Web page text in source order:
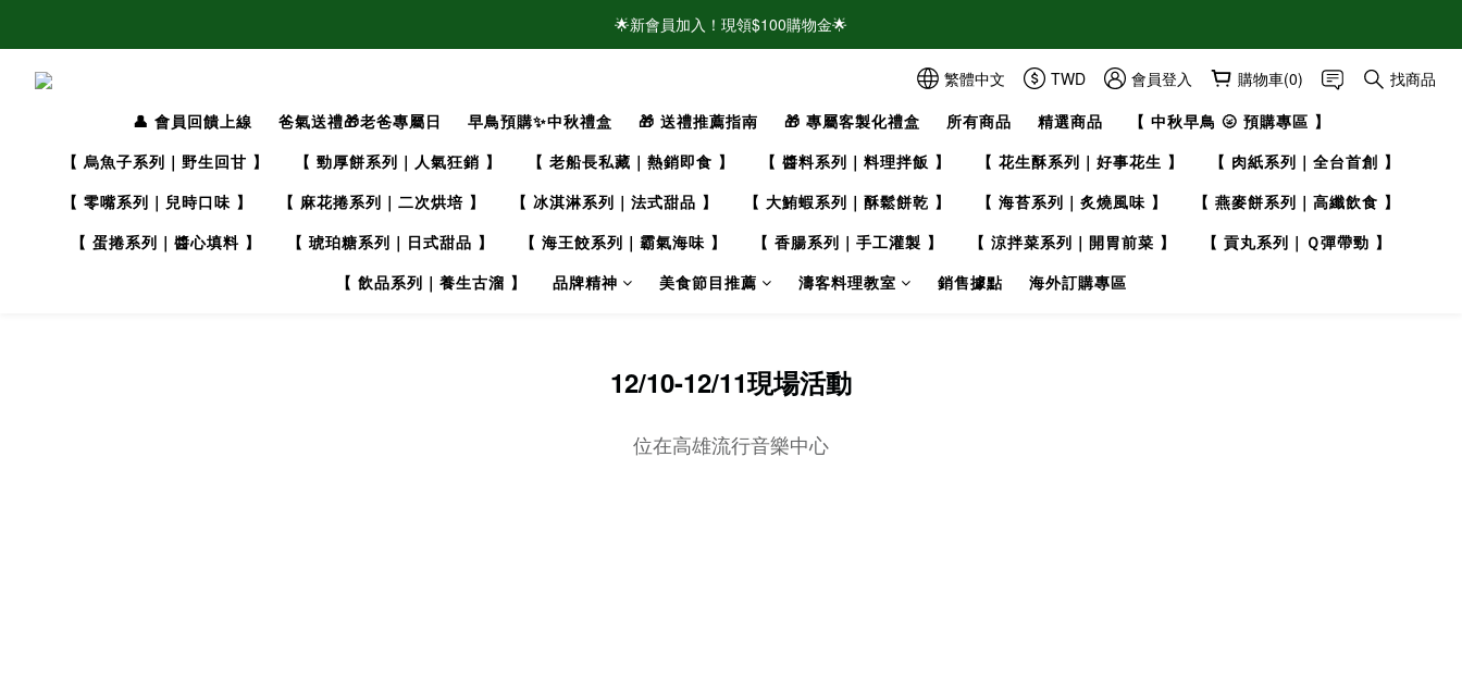
🌟新會員加入！現領$100購物金🌟
🌟新會員加入！現領$100購物金🌟
⚠️請認明官方帳號！近期有仿冒頁面/粉專盜圖詐騙 👉點此查看官方聲明
🌟新會員加入！現領$100購物金🌟
繁體中文 TWD 會員登入 購物車(0)
找商品
👤 會員回饋上線
爸氣送禮🎁老爸專屬日 早鳥預購✨中秋禮盒 🎁 送禮推薦指南 🎁 專屬客製化禮盒 所有商品 精選商品
【 中秋早鳥 🌝 預購專區 】
【 烏魚子系列｜野生回甘 】
【 勁厚餅系列｜人氣狂銷 】 【 老船長私藏｜熱銷即食 】 【 醬料系列｜料理拌飯 】 【 花生酥系列｜好事花生 】
【 肉紙系列｜全台首創 】
【 零嘴系列｜兒時口味 】
【 麻花捲系列｜二次烘培 】 【 冰淇淋系列｜法式甜品 】 【 大鮪蝦系列｜酥鬆餅乾 】 【 海苔系列｜炙燒風味 】
【 燕麥餅系列｜高纖飲食 】
【 蛋捲系列｜醬心填料 】
【 琥珀糖系列｜日式甜品 】 【 海王餃系列｜霸氣海味 】 【 香腸系列｜手工灌製 】 【 涼拌菜系列｜開胃前菜 】
【 貢丸系列｜Ｑ彈帶勁 】
【 飲品系列｜養生古溜 】
品牌精神 美食節目推薦 濤客料理教室 銷售據點 海外訂購專區
12/10-12/11現場活動
位在高雄流行音樂中心